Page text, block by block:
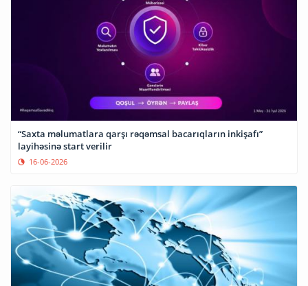
“Saxta məlumatlara qarşı rəqəmsal bacarıqların inkişafı”
layihəsinə start verilir
16-06-2026